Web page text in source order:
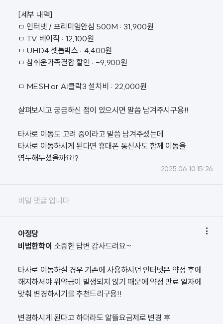
[세부 내역]
ㅁ 인터넷 / 프리미엄안심 500M : 31,900원
ㅁ TV 베이직 : 12,100원
ㅁ UHD4 셋톱박스 : 4,400원
ㅁ 참쉬운가족결합 할인 : -9,900원
ㅁ MESH or AI클락3 설치비 : 22,000원
살펴보시고 궁금하신 점이 있으시면 말씀 남겨주시구용!!
타사로 이동도 고려 중이라고 말씀 남겨주셨는데
타사로 이동하시게 된다면 휴대폰 통신사도 함께 이동을
염두해두셨을까요!?
2025.06.10 15:26
비밀 댓글 입니다.
아정당 
비범한학이 소중한 답변 감사드려요~
타사로 이동하실 경우 기존에 사용하시던 인터넷은 약정 후에
해지하셔야 위약금이 발생되지 않기 때문에 약정 만료 일자에
맞춰 변경하시기를 추천드리구용!!
변경하시게 된다고 하더라도 알뜰요금제로 변경 후